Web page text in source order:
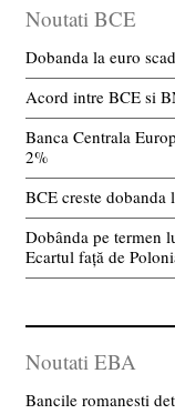
Noutati BCE
Dobanda la euro
Acord intre BCE si
Banca Centrala
2%
BCE creste
Dobânda pe termen
Ecartul față de
Noutati EBA
Bancile romanesti